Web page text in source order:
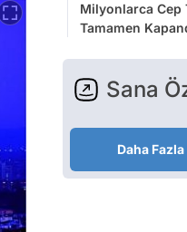
Milyonlarca Cep
Tamamen
Sana
Daha